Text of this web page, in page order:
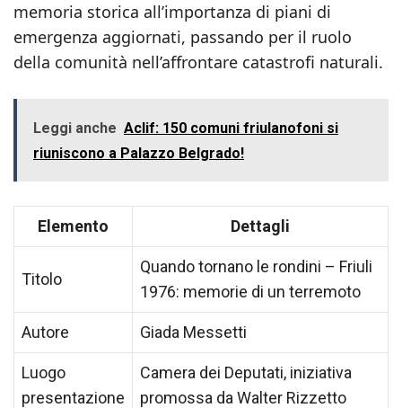
memoria storica all’importanza di piani di
emergenza aggiornati, passando per il ruolo
della comunità nell’affrontare catastrofi naturali.
Leggi anche Aclif: 150 comuni friulanofoni si
riuniscono a Palazzo Belgrado!
Elemento Dettagli
Titolo
Quando tornano le rondini – Friuli
1976: memorie di un terremoto
Autore Giada Messetti
Luogo
presentazione
Camera dei Deputati, iniziativa
promossa da Walter Rizzetto